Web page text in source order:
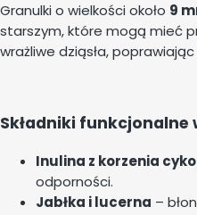
Granulki o wielkości około 9
starszym, które mogą mieć
wrażliwe dziąsła,
Składniki funkcjonalne
Inulina z korzenia
odporności.
Jabłka i lucerna –